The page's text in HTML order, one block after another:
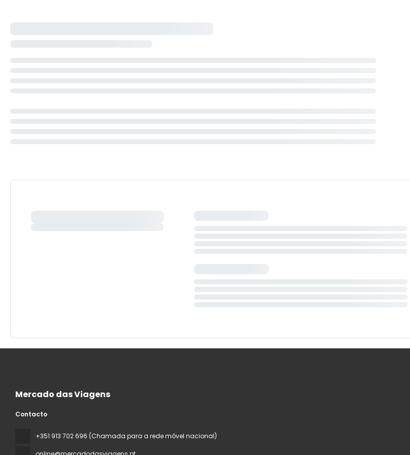
Mercado das Viagens
Contacto
+351 913 702 696 (Chamada para a rede móvel nacional)